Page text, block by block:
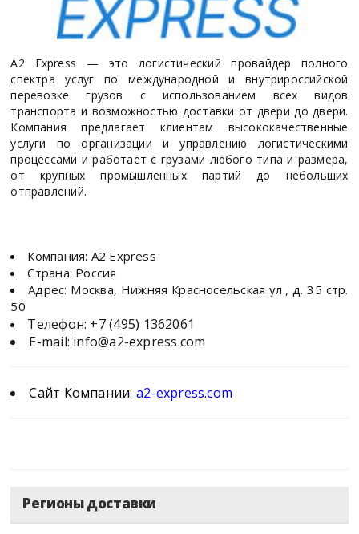
A2 Express — это логистический провайдер полного
спектра услуг по международной и внутрироссийской
перевозке грузов с использованием всех видов
транспорта и возможностью доставки от двери до двери.
Компания предлагает клиентам высококачественные
услуги по организации и управлению логистическими
процессами и работает с грузами любого типа и размера,
от крупных промышленных партий до небольших
отправлений.
Компания: А2 Express
Страна: Россия
Адрес: Москва, Нижняя Красносельская ул., д. 35 стр.
50
Телефон: +7 (495) 1362061
E-mail: info@a2-express.com
Сайт Компании: a2-express.com
Регионы доставки